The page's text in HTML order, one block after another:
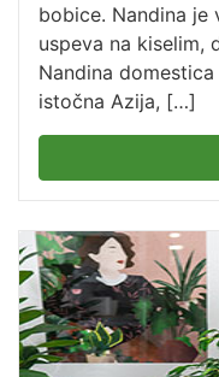
bobice. Nandina je
uspeva na kiselim,
Nandina
istočna Azija, […]